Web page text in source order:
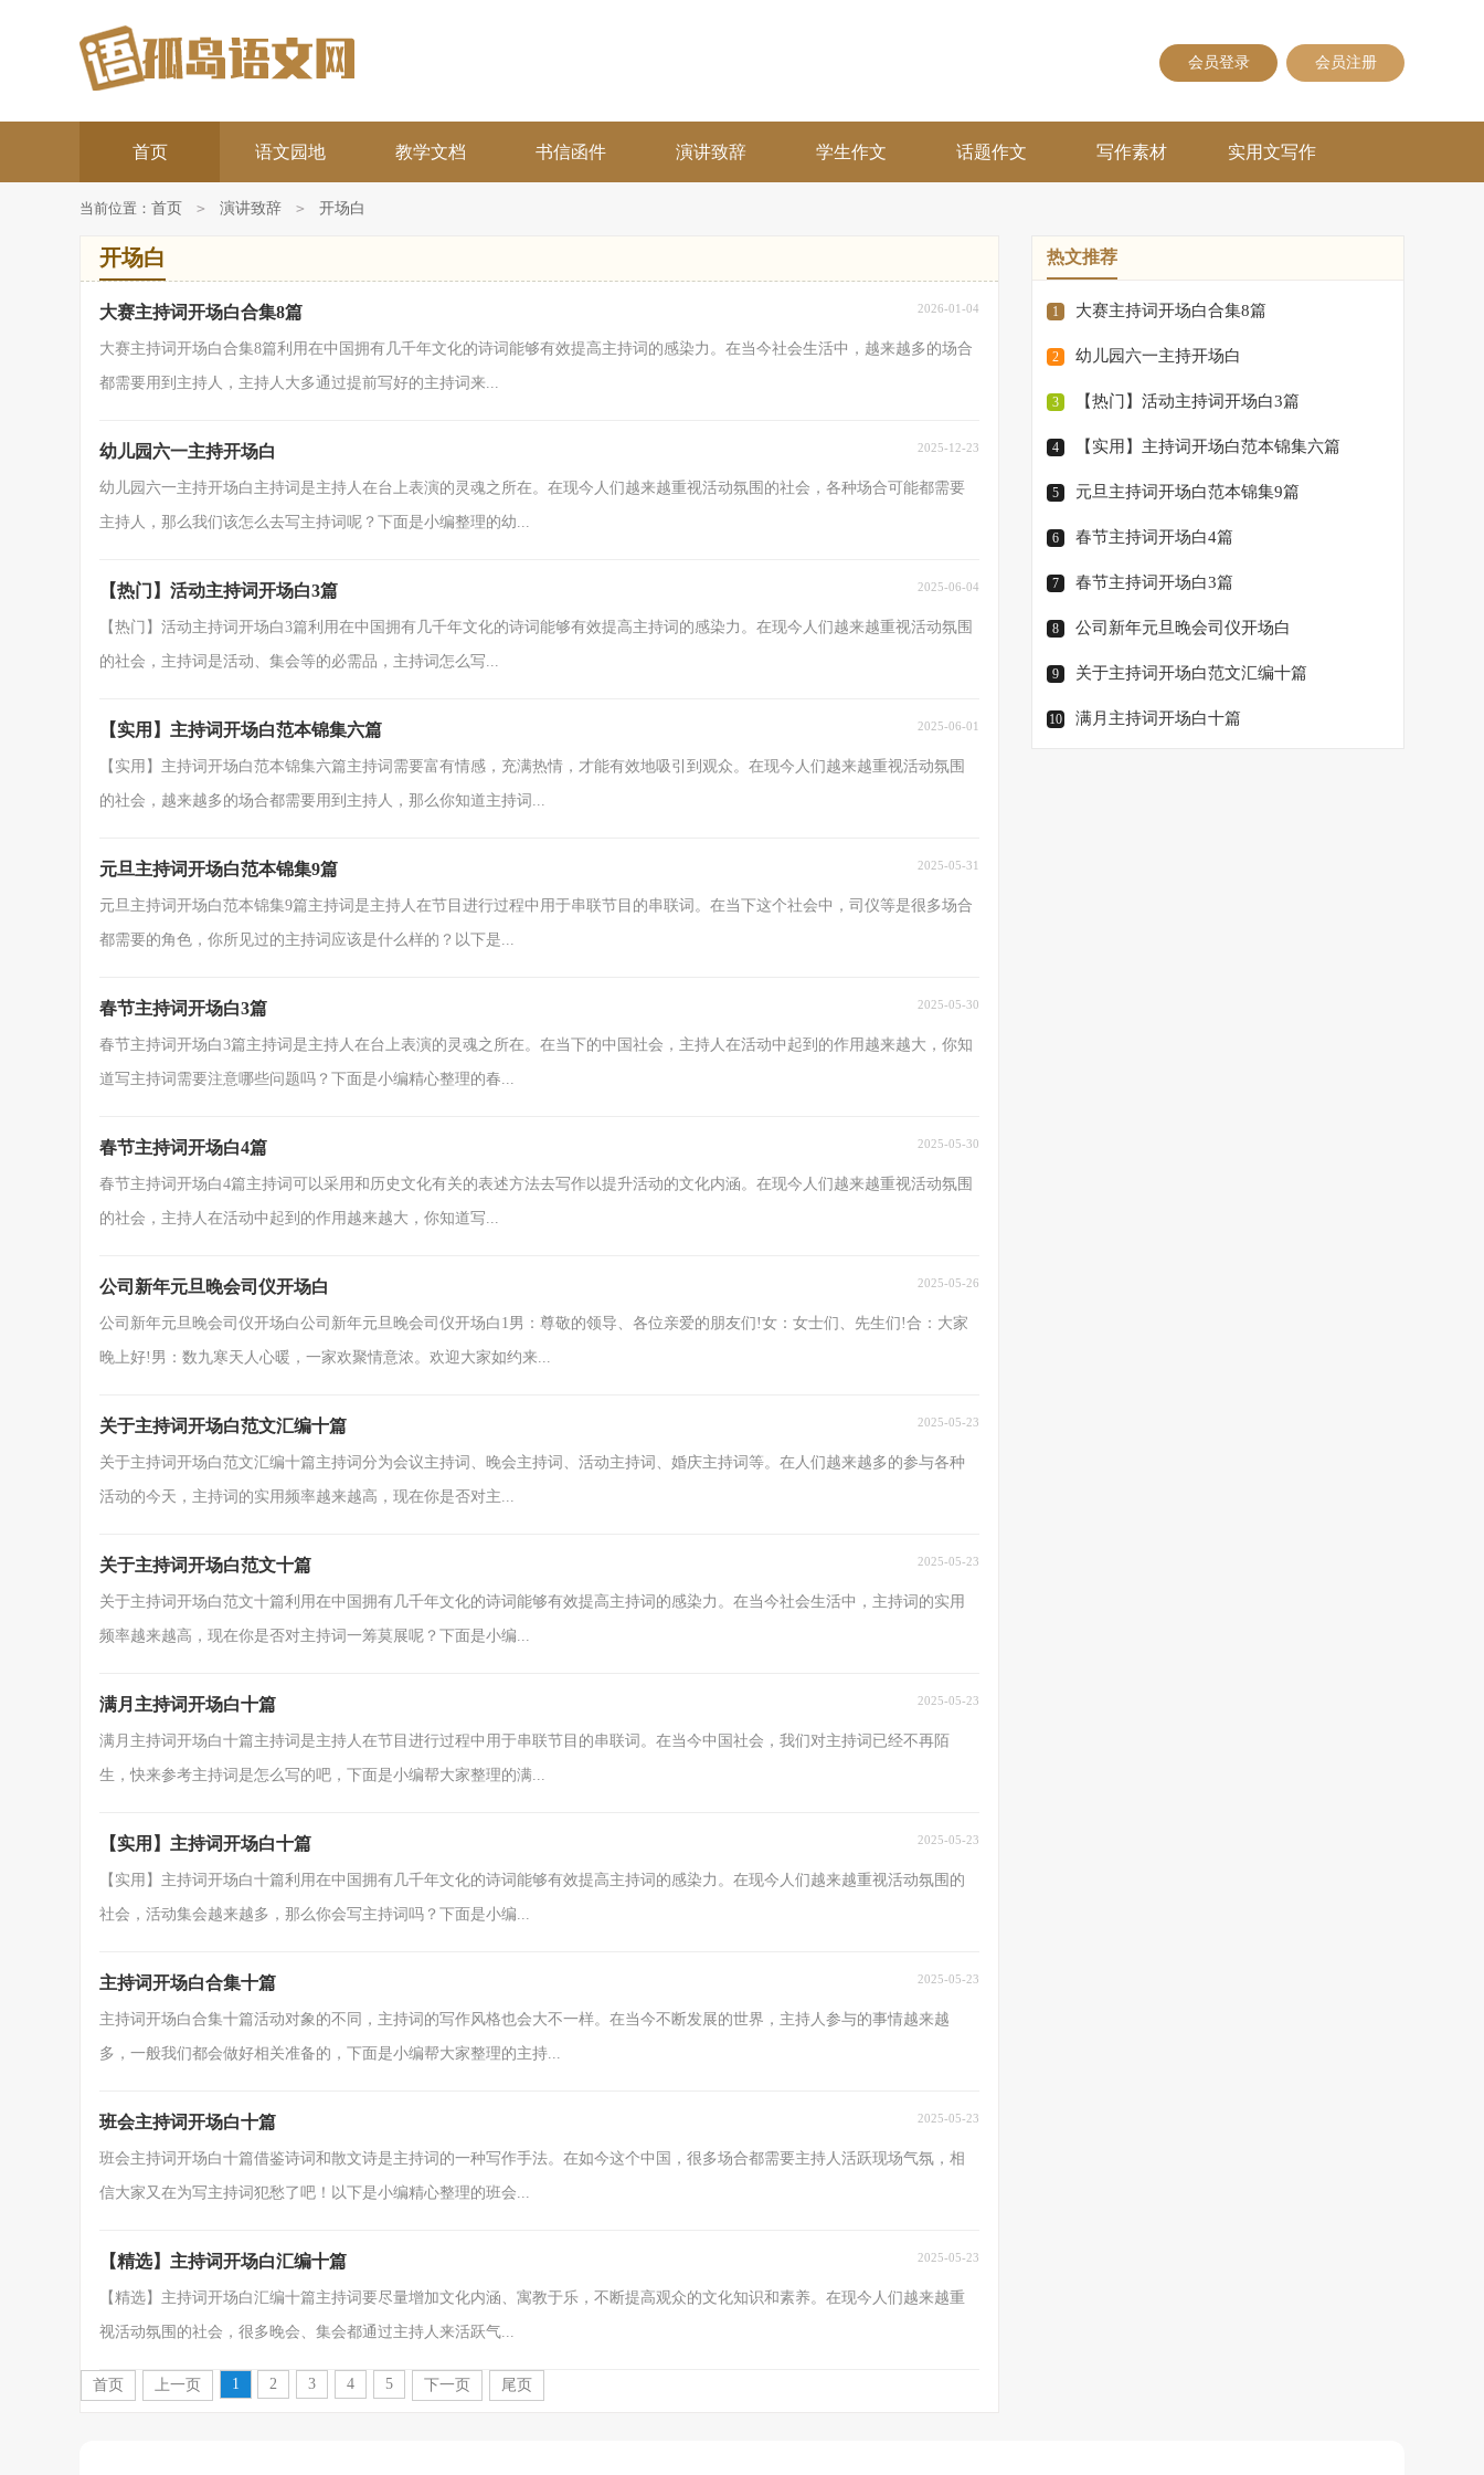
会员登录 会员注册
首页 语文园地 教学文档 书信函件 演讲致辞 学生作文 话题作文 写作素材 实用文写作
当前位置： 首页 > 演讲致辞 > 开场白
开场白
大赛主持词开场白合集8篇 2026-01-04
大赛主持词开场白合集8篇利用在中国拥有几千年文化的诗词能够有效提高主持词的感染力。在当今社会生活中，越来越多的场合
都需要用到主持人，主持人大多通过提前写好的主持词来...
幼儿园六一主持开场白 2025-12-23
幼儿园六一主持开场白主持词是主持人在台上表演的灵魂之所在。在现今人们越来越重视活动氛围的社会，各种场合可能都需要
主持人，那么我们该怎么去写主持词呢？下面是小编整理的幼...
【热门】活动主持词开场白3篇 2025-06-04
【热门】活动主持词开场白3篇利用在中国拥有几千年文化的诗词能够有效提高主持词的感染力。在现今人们越来越重视活动氛围
的社会，主持词是活动、集会等的必需品，主持词怎么写...
【实用】主持词开场白范本锦集六篇 2025-06-01
【实用】主持词开场白范本锦集六篇主持词需要富有情感，充满热情，才能有效地吸引到观众。在现今人们越来越重视活动氛围
的社会，越来越多的场合都需要用到主持人，那么你知道主持词...
元旦主持词开场白范本锦集9篇 2025-05-31
元旦主持词开场白范本锦集9篇主持词是主持人在节目进行过程中用于串联节目的串联词。在当下这个社会中，司仪等是很多场合
都需要的角色，你所见过的主持词应该是什么样的？以下是...
春节主持词开场白3篇 2025-05-30
春节主持词开场白3篇主持词是主持人在台上表演的灵魂之所在。在当下的中国社会，主持人在活动中起到的作用越来越大，你知
道写主持词需要注意哪些问题吗？下面是小编精心整理的春...
春节主持词开场白4篇 2025-05-30
春节主持词开场白4篇主持词可以采用和历史文化有关的表述方法去写作以提升活动的文化内涵。在现今人们越来越重视活动氛围
的社会，主持人在活动中起到的作用越来越大，你知道写...
公司新年元旦晚会司仪开场白 2025-05-26
公司新年元旦晚会司仪开场白公司新年元旦晚会司仪开场白1男：尊敬的领导、各位亲爱的朋友们!女：女士们、先生们!合：大家
晚上好!男：数九寒天人心暖，一家欢聚情意浓。欢迎大家如约来...
关于主持词开场白范文汇编十篇 2025-05-23
关于主持词开场白范文汇编十篇主持词分为会议主持词、晚会主持词、活动主持词、婚庆主持词等。在人们越来越多的参与各种
活动的今天，主持词的实用频率越来越高，现在你是否对主...
关于主持词开场白范文十篇 2025-05-23
关于主持词开场白范文十篇利用在中国拥有几千年文化的诗词能够有效提高主持词的感染力。在当今社会生活中，主持词的实用
频率越来越高，现在你是否对主持词一筹莫展呢？下面是小编...
满月主持词开场白十篇 2025-05-23
满月主持词开场白十篇主持词是主持人在节目进行过程中用于串联节目的串联词。在当今中国社会，我们对主持词已经不再陌
生，快来参考主持词是怎么写的吧，下面是小编帮大家整理的满...
【实用】主持词开场白十篇 2025-05-23
【实用】主持词开场白十篇利用在中国拥有几千年文化的诗词能够有效提高主持词的感染力。在现今人们越来越重视活动氛围的
社会，活动集会越来越多，那么你会写主持词吗？下面是小编...
主持词开场白合集十篇 2025-05-23
主持词开场白合集十篇活动对象的不同，主持词的写作风格也会大不一样。在当今不断发展的世界，主持人参与的事情越来越
多，一般我们都会做好相关准备的，下面是小编帮大家整理的主持...
班会主持词开场白十篇 2025-05-23
班会主持词开场白十篇借鉴诗词和散文诗是主持词的一种写作手法。在如今这个中国，很多场合都需要主持人活跃现场气氛，相
信大家又在为写主持词犯愁了吧！以下是小编精心整理的班会...
【精选】主持词开场白汇编十篇 2025-05-23
【精选】主持词开场白汇编十篇主持词要尽量增加文化内涵、寓教于乐，不断提高观众的文化知识和素养。在现今人们越来越重
视活动氛围的社会，很多晚会、集会都通过主持人来活跃气...
首页 上一页 1 2 3 4 5 下一页 尾页
热文推荐
1 大赛主持词开场白合集8篇
2 幼儿园六一主持开场白
3 【热门】活动主持词开场白3篇
4 【实用】主持词开场白范本锦集六篇
5 元旦主持词开场白范本锦集9篇
6 春节主持词开场白4篇
7 春节主持词开场白3篇
8 公司新年元旦晚会司仪开场白
9 关于主持词开场白范文汇编十篇
10 满月主持词开场白十篇